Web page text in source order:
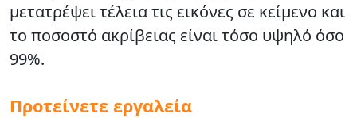
μετατρέψει τέλεια τις εικόνες σε κείμενο και
το ποσοστό ακρίβειας είναι τόσο υψηλό όσο
99%.
Προτείνετε εργαλεία